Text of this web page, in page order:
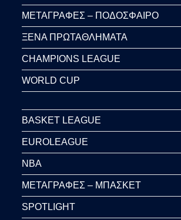
ΜΕΤΑΓΡΑΦΕΣ – ΠΟΔΟΣΦΑΙΡΟ
ΞΕΝΑ ΠΡΩΤΑΘΛΗΜΑΤΑ
CHAMPIONS LEAGUE
WORLD CUP
BASKET LEAGUE
EUROLEAGUE
NBA
ΜΕΤΑΓΡΑΦΕΣ – ΜΠΑΣΚΕΤ
SPOTLIGHT